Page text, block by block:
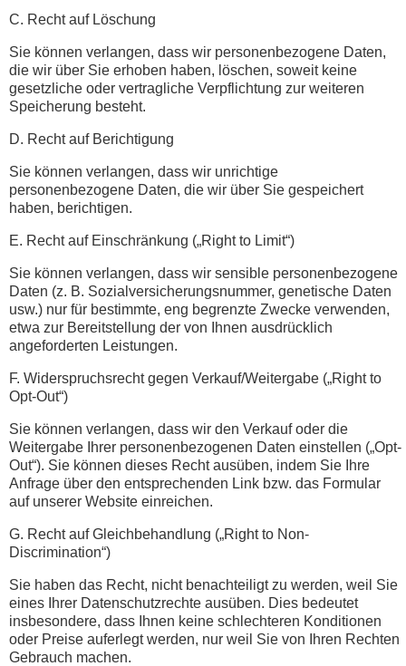
C. Recht auf Löschung
Sie können verlangen, dass wir personenbezogene Daten,
die wir über Sie erhoben haben, löschen, soweit keine
gesetzliche oder vertragliche Verpflichtung zur weiteren
Speicherung besteht.
D. Recht auf Berichtigung
Sie können verlangen, dass wir unrichtige
personenbezogene Daten, die wir über Sie gespeichert
haben, berichtigen.
E. Recht auf Einschränkung („Right to Limit“)
Sie können verlangen, dass wir sensible personenbezogene
Daten (z. B. Sozialversicherungsnummer, genetische Daten
usw.) nur für bestimmte, eng begrenzte Zwecke verwenden,
etwa zur Bereitstellung der von Ihnen ausdrücklich
angeforderten Leistungen.
F. Widerspruchsrecht gegen Verkauf/Weitergabe („Right to
Opt-Out“)
Sie können verlangen, dass wir den Verkauf oder die
Weitergabe Ihrer personenbezogenen Daten einstellen („Opt-
Out“). Sie können dieses Recht ausüben, indem Sie Ihre
Anfrage über den entsprechenden Link bzw. das Formular
auf unserer Website einreichen.
G. Recht auf Gleichbehandlung („Right to Non-
Discrimination“)
Sie haben das Recht, nicht benachteiligt zu werden, weil Sie
eines Ihrer Datenschutzrechte ausüben. Dies bedeutet
insbesondere, dass Ihnen keine schlechteren Konditionen
oder Preise auferlegt werden, nur weil Sie von Ihren Rechten
Gebrauch machen.